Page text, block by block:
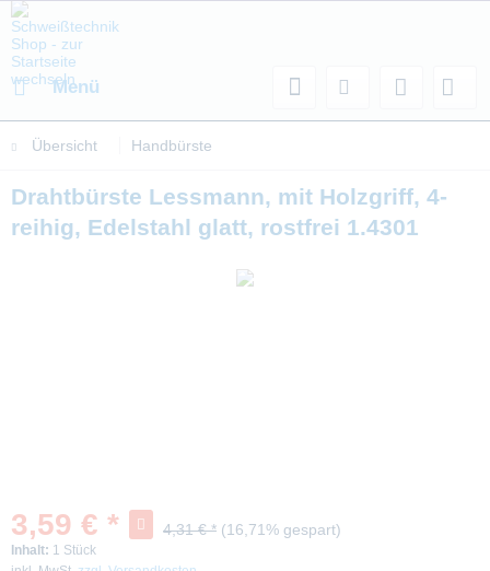
Menü
Übersicht Handbürste
Drahtbürste Lessmann, mit Holzgriff, 4-
reihig, Edelstahl glatt, rostfrei 1.4301
3,59 € * 4,31 € * (16,71% gespart)
Inhalt: 1 Stück